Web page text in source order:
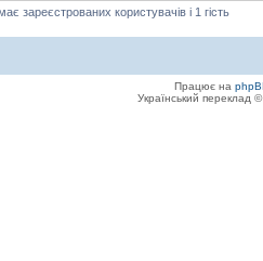
зареєстрованих користувачів і 1 гість
Працює на
Український переклад